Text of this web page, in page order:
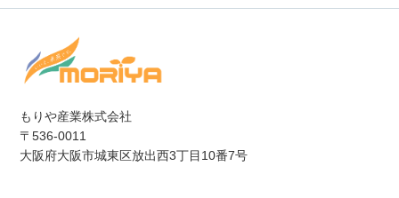
もりや産業株式会社
〒536-0011
大阪府大阪市城東区放出西3丁目10番7号